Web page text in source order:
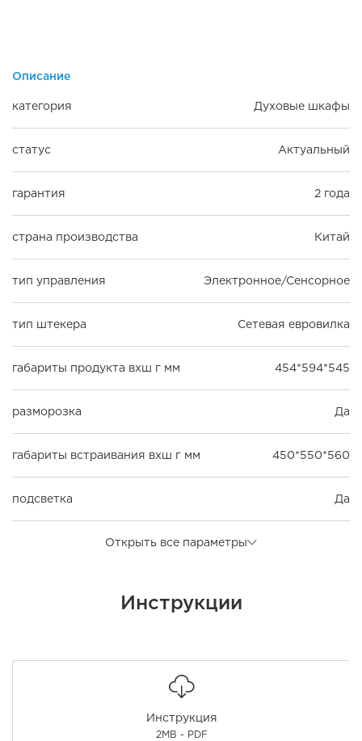
Описание
категория Духовые шкафы
статус Актуальный
гарантия 2 года
страна производства Китай
тип управления Электронное/Сенсорное
тип штекера Сетевая евровилка
габариты продукта вхш г мм 454*594*545
разморозка Да
габариты встраивания вхш г мм 450*550*560
подсветка Да
Открыть все параметры
Инструкции
Инструкция
2MB - PDF